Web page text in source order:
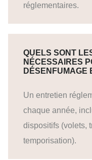
réglementaires.
QUELS SONT
NÉCESSAIRES
DÉSENFUMAGE
Un entretien
chaque année,
dispositifs (volets,
temporisation).